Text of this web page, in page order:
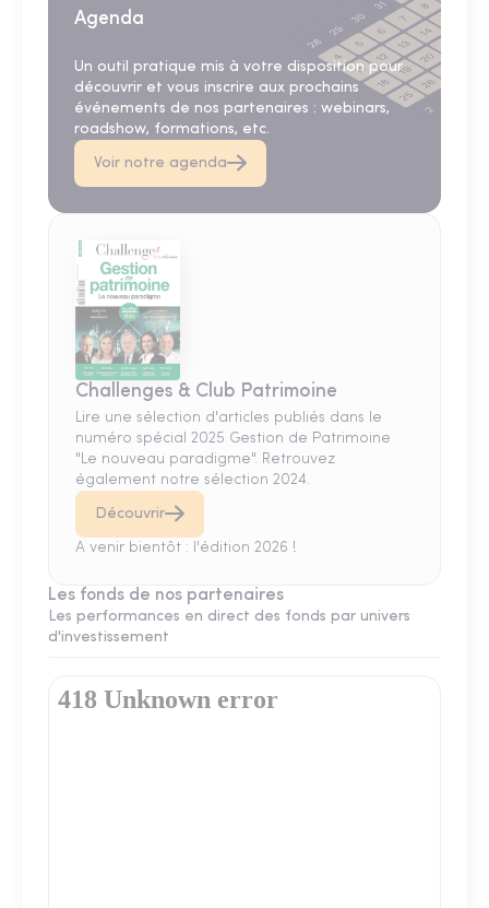
Agenda
Un outil pratique mis à votre disposition pour
découvrir et vous inscrire aux prochains
événements de nos partenaires : webinars,
roadshow, formations, etc.
Voir notre agenda
Challenges & Club Patrimoine
Lire une sélection d'articles publiés dans le
numéro spécial 2025 Gestion de Patrimoine
"Le nouveau paradigme". Retrouvez
également notre sélection 2024.
Découvrir
A venir bientôt : l'édition 2026 !
Les fonds de nos partenaires
Les performances en direct des fonds par univers
d'investissement